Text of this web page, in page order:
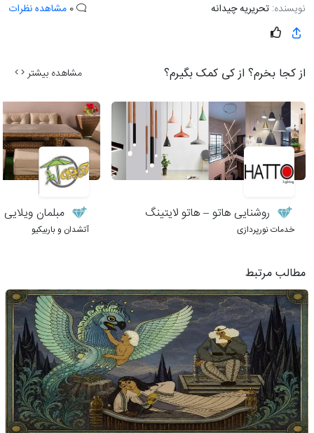
نویسنده: تحریریه چیدانه مشاهده نظرات
از کجا بخرم؟ از کی کمک بگیرم؟ مشاهده بیشتر
روشنایی هاتو – هاتو لایتینگ
خدمات نورپردازی
مبلمان
آتشدان و باربیکیو
مطالب مرتبط